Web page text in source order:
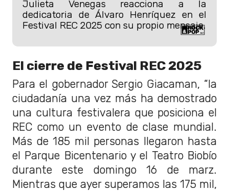
Julieta Venegas reacciona a la
dedicatoria de Álvaro Henríquez en el
Festival REC 2025 con su propio mensaje.
El cierre de Festival REC 2025
Para el gobernador Sergio Giacaman, “la
ciudadanía una vez más ha demostrado
una cultura festivalera que posiciona el
REC como un evento de clase mundial.
Más de 185 mil personas llegaron hasta
el Parque Bicentenario y el Teatro Biobío
durante este domingo 16 de marz.
Mientras que ayer superamos las 175 mil,